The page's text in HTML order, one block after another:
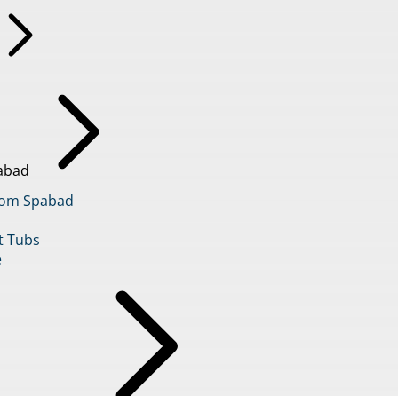
Spabad
Tubs